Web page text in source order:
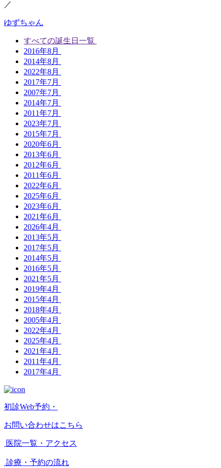
／
ゆずちゃん
すべての誕生日一覧
2016年8月
2014年8月
2022年8月
2017年7月
2007年7月
2014年7月
2011年7月
2023年7月
2015年7月
2020年6月
2013年6月
2012年6月
2011年6月
2022年6月
2025年6月
2023年6月
2021年6月
2026年4月
2013年5月
2017年5月
2014年5月
2016年5月
2021年5月
2019年4月
2015年4月
2018年4月
2005年4月
2022年4月
2025年4月
2021年4月
2011年4月
2017年4月
初診Web予約・
お問い合わせはこちら
医院一覧・アクセス
診療・予約の流れ